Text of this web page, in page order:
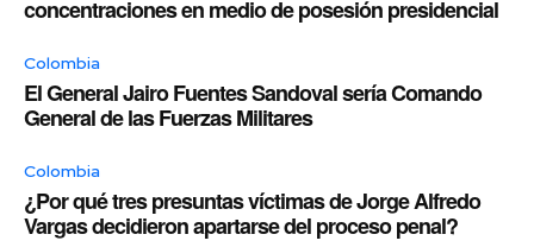
concentraciones en medio de posesión presidencial
Colombia
El General Jairo Fuentes Sandoval sería Comando
General de las Fuerzas Militares
Colombia
¿Por qué tres presuntas víctimas de Jorge Alfredo
Vargas decidieron apartarse del proceso penal?